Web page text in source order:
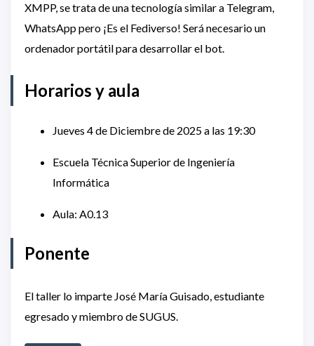
XMPP, se trata de una tecnología similar a Telegram,
WhatsApp pero ¡Es el Fediverso! Será necesario un
ordenador portátil para desarrollar el bot.
Horarios y aula
Jueves 4 de Diciembre de 2025 a las 19:30
Escuela Técnica Superior de Ingeniería
Informática
Aula: A0.13
Ponente
El taller lo imparte José María Guisado, estudiante
egresado y miembro de SUGUS.